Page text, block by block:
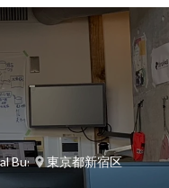
Business Initiatives
東京都新宿区